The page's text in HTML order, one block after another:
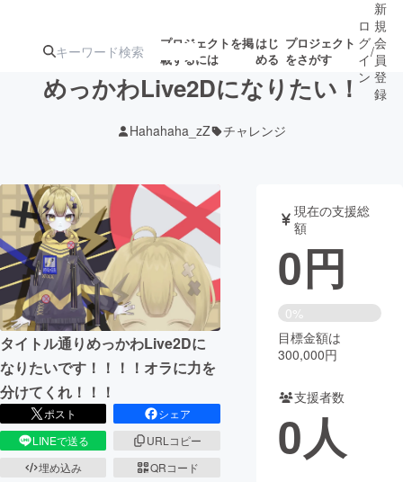
プロジェクトを掲
載するには
はじ
める
プロジェクト
をさがす
アート・写真
テクノロジー・ガジェット ゲーム・サ
映像・映画 書籍・雑誌
ビジネス・起業 チャレンジ
まちづくり・地域活性化
ロ
グ
イ
ン
/
新
規
会
員
登
録
めっかわLive2Dになりたい！
Hahahaha_zZ チャレンジ
タイトル通りめっかわLive2Dに
なりたいです！！！！オラに力を
分けてくれ！！！
ポスト
シェア
LINEで送る
URLコピー
埋め込み
QRコード
現在の支援総
額
0円
0%
目標金額は
300,000円
支援者数
0人